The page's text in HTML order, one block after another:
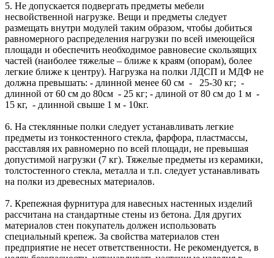
5. Не допускается подвергать предметы мебели
несвойственной нагрузке. Вещи и предметы следует
размещать внутри модулей таким образом, чтобы добиться
равномерного распределения нагрузки по всей имеющейся
площади и обеспечить необходимое равновесие скользящих
частей (наиболее тяжелые – ближе к краям (опорам), более
легкие ближе к центру). Нагрузка на полки ЛДСП и МДФ не
должна превышать: - длинной менее 60 см - 25-30 кг; -
длинной от 60 см до 80см - 25 кг; - длиной от 80 см до 1 м -
15 кг, - длинной свыше 1 м - 10кг.
6. На стеклянные полки следует устанавливать легкие
предметы из тонкостенного стекла, фарфора, пластмассы,
расставляя их равномерно по всей площади, не превышая
допустимой нагрузки (7 кг). Тяжелые предметы из керамики,
толстостенного стекла, металла и т.п. следует устанавливать
на полки из древесных материалов.
7. Крепежная фурнитура для навесных настенных изделий
рассчитана на стандартные стены из бетона. Для других
материалов стен покупатель должен использовать
специальный крепеж. За свойства материалов стен
предприятие не несет ответственности. Не рекомендуется, в